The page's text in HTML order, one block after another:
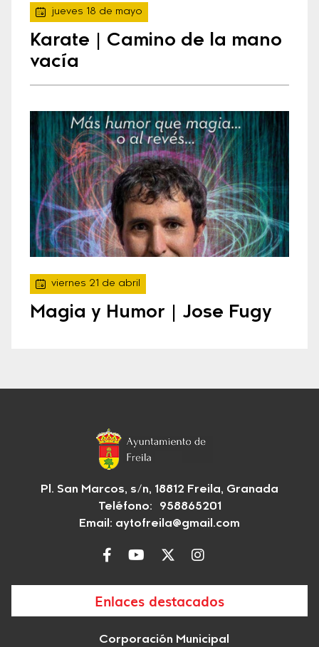
jueves 18 de mayo
Karate | Camino de la mano
vacía
viernes 21 de abril
Magia y Humor | Jose Fugy
Pl. San Marcos, s/n, 18812 Freila, Granada
Teléfono: 958865201
Email: aytofreila@gmail.com
Enlaces destacados
Corporación Municipal